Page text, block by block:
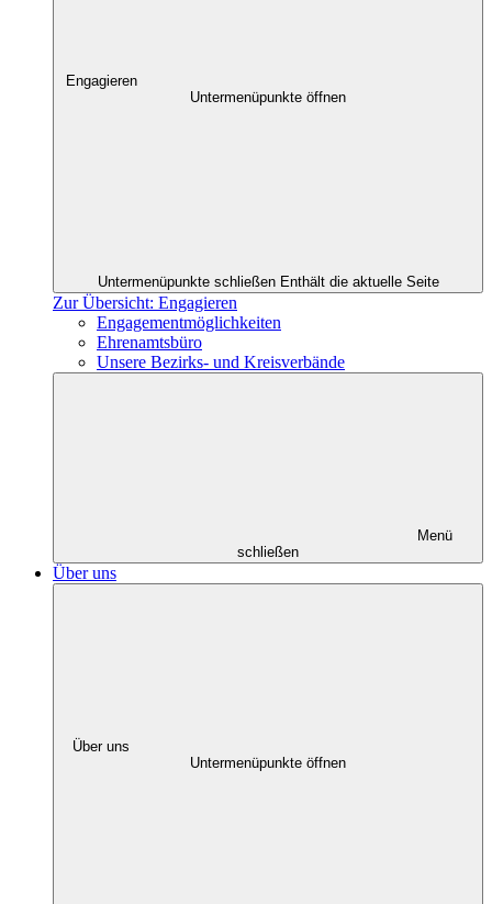
Engagieren
Untermenüpunkte öffnen
Untermenüpunkte schließen Enthält die aktuelle Seite
Zur Übersicht: Engagieren
Engagementmöglichkeiten
Ehrenamtsbüro
Unsere Bezirks- und Kreisverbände
Menü
schließen
Über uns
Über uns
Untermenüpunkte öffnen